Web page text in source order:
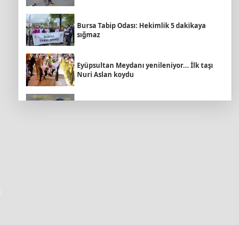
Bursa Tabip Odası: Hekimlik 5 dakikaya
sığmaz
Eyüpsultan Meydanı yenileniyor... İlk taşı
Nuri Aslan koydu